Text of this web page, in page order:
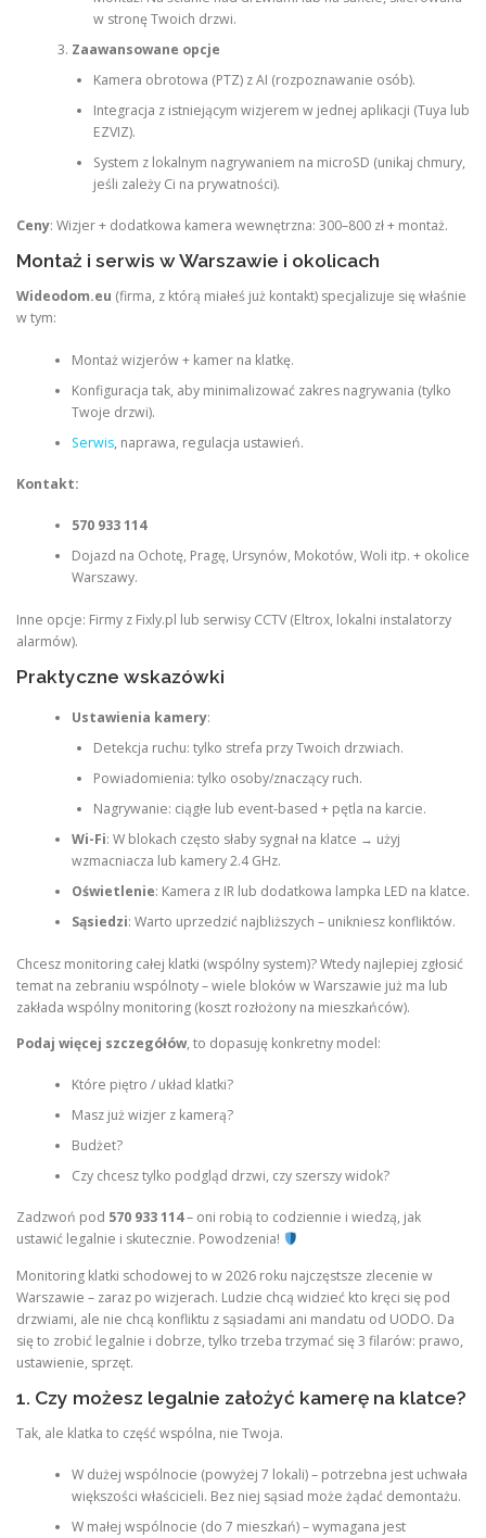
w stronę Twoich drzwi.
Zaawansowane opcje
Kamera obrotowa (PTZ) z AI (rozpoznawanie osób).
Integracja z istniejącym wizjerem w jednej aplikacji (Tuya lub
EZVIZ).
System z lokalnym nagrywaniem na microSD (unikaj chmury,
jeśli zależy Ci na prywatności).
Ceny: Wizjer + dodatkowa kamera wewnętrzna: 300–800 zł + montaż.
Montaż i serwis w Warszawie i okolicach
Wideodom.eu (firma, z którą miałeś już kontakt) specjalizuje się właśnie
w tym:
Montaż wizjerów + kamer na klatkę.
Konfiguracja tak, aby minimalizować zakres nagrywania (tylko
Twoje drzwi).
Serwis, naprawa, regulacja ustawień.
Kontakt:
570 933 114
Dojazd na Ochotę, Pragę, Ursynów, Mokotów, Woli itp. + okolice
Warszawy.
Inne opcje: Firmy z Fixly.pl lub serwisy CCTV (Eltrox, lokalni instalatorzy
alarmów).
Praktyczne wskazówki
Ustawienia kamery:
Detekcja ruchu: tylko strefa przy Twoich drzwiach.
Powiadomienia: tylko osoby/znaczący ruch.
Nagrywanie: ciągłe lub event-based + pętla na karcie.
Wi-Fi: W blokach często słaby sygnał na klatce → użyj
wzmacniacza lub kamery 2.4 GHz.
Oświetlenie: Kamera z IR lub dodatkowa lampka LED na klatce.
Sąsiedzi: Warto uprzedzić najbliższych – unikniesz konfliktów.
Chcesz monitoring całej klatki (wspólny system)? Wtedy najlepiej zgłosić
temat na zebraniu wspólnoty – wiele bloków w Warszawie już ma lub
zakłada wspólny monitoring (koszt rozłożony na mieszkańców).
Podaj więcej szczegółów, to dopasuję konkretny model:
Które piętro / układ klatki?
Masz już wizjer z kamerą?
Budżet?
Czy chcesz tylko podgląd drzwi, czy szerszy widok?
Zadzwoń pod 570 933 114– oni robią to codziennie i wiedzą, jak
ustawić legalnie i skutecznie. Powodzenia!
Monitoring klatki schodowej to w 2026 roku najczęstsze zlecenie w
Warszawie – zaraz po wizjerach. Ludzie chcą widzieć kto kręci się pod
drzwiami, ale nie chcą konfliktu z sąsiadami ani mandatu od UODO. Da
się to zrobić legalnie i dobrze, tylko trzeba trzymać się 3 filarów: prawo,
ustawienie, sprzęt.
1. Czy możesz legalnie założyć kamerę na klatce?
Tak, ale klatka to część wspólna, nie Twoja.
W dużej wspólnocie (powyżej 7 lokali) – potrzebna jest uchwała
większości właścicieli. Bez niej sąsiad może żądać demontażu.
W małej wspólnocie (do 7 mieszkań) – wymagana jest